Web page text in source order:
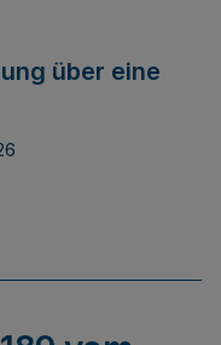
über eine